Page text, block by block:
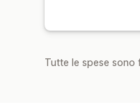
Tutte le spese sono